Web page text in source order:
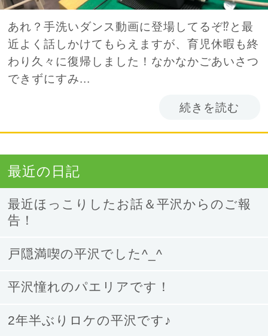
あれ？手洗いダンス動画に登場してるぞ⁉︎と最
近よく話しかけてもらえますが、育児休暇も終
わり久々に復帰しました！なかなかごあいさつ
できずにすみ...
続きを読む
最近の日記
最近ほっこりしたお話＆平沢からのご報
告！
戸隠満喫の平沢でした^_^
平沢憧れのパエリアです！
2年半ぶりロケの平沢です♪